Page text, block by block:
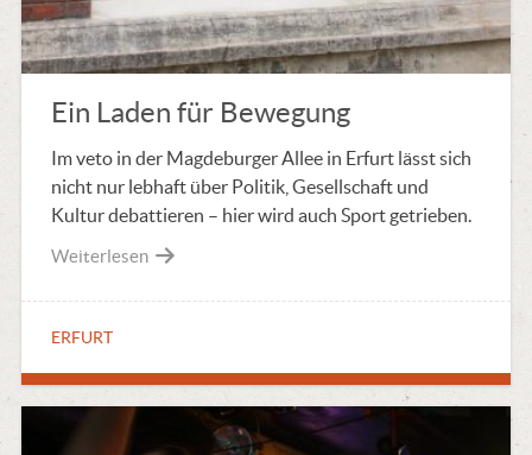
Ein Laden für Bewegung
Im veto in der Magdeburger Allee in Erfurt lässt sich
nicht nur lebhaft über Politik, Gesellschaft und
Kultur debattieren – hier wird auch Sport getrieben.
Weiterlesen
ERFURT